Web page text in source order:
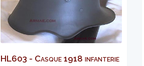
HL603 - Casque 1918 infanterie